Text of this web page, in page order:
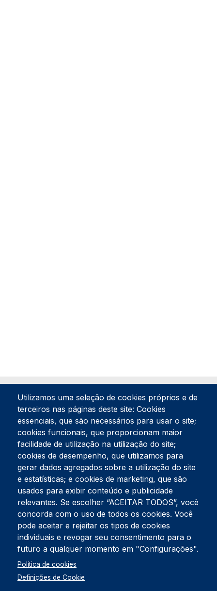
Tel:234 390 100Fax:234 390 100
Endereço Postal
Apartado 42
Rua Gil Eanes 31
3834-908 Gafanha da Nazaré
Estúdios
Rua Prior Guerra
Edifício do Centro Cultural da Gafanha da Nazaré
3830-556 Gafanha da Nazaré
Rodapé
Cookies
Política de Privacidade
Utilizamos uma seleção de cookies próprios e de
terceiros nas páginas deste site: Cookies
essenciais, que são necessários para usar o site;
cookies funcionais, que proporcionam maior
facilidade de utilização na utilização do site;
cookies de desempenho, que utilizamos para
gerar dados agregados sobre a utilização do site
e estatísticas; e cookies de marketing, que são
usados para exibir conteúdo e publicidade
relevantes. Se escolher “ACEITAR TODOS”, você
concorda com o uso de todos os cookies. Você
pode aceitar e rejeitar os tipos de cookies
individuais e revogar seu consentimento para o
futuro a qualquer momento em "Configurações".
Política de cookies
Definições de Cookie